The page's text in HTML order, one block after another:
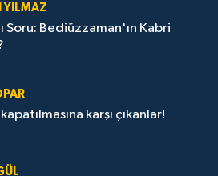
YILMAZ
Soru: Bediüzzaman'ın Kabri
karşı çıkanlar!